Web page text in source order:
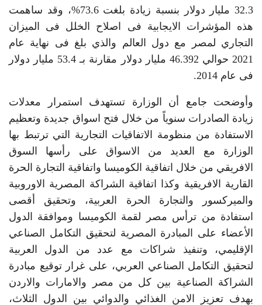
32.3 مليار دولار بنسبة زيادة بلغت 73.6%، وقد ساهمت
هذه المؤشرات الايجابية فى اصلاح الخلل فى الميزان
التجاري لمصر مع دول العالم والذي بلغ فى نهاية عام
2021 حوالي 46.392 مليار دولار مقارنة بـ 53.4 مليار دولار
فى عام 2014.
وأوضحت جامع أن الوزارة تستهدف استمرار معدلات
زيادة الصادرات سنوياً من خلال فتح اسواق جديدة وتعظيم
الاستفادة من منظومة الاتفاقيات التجارية التي ترتبط بها
الوزارة مع العديد من الاسواق على رأسها السوق
الافريقي من خلال اتفاقية الكوميسا واتفاقية التجارة الحرة
القارية الافريقية وكذا اتفاقية الشراكة المصرية الاوروبية
والميركسور والتجارة الحرة العربية، وتحقيق أقصى
استفادة من ترأس مصر لقمة الكوميسا وموافقة الدول
الأعضاء على المبادرة المصرية لتحقيق التكامل الصناعي
الإقليمي، وتنفيذ شراكات مع عدد من الدول العربية
لتحقيق التكامل الصناعي العربي، على غرار توقيع مبادرة
الشراكة الصناعية بين كل من مصر والامارات والاردن
بهدف تعزيز الامن الغذائي والدوائي بين الدول الثلاث،